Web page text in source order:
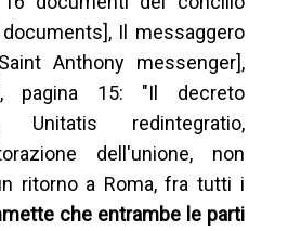
Il messaggero
Anthony messenger],
pagina 15: "Il decreto
Unitatis redintegratio,
dell'unione, non
ritorno a Roma, fra tutti i
che entrambe le parti